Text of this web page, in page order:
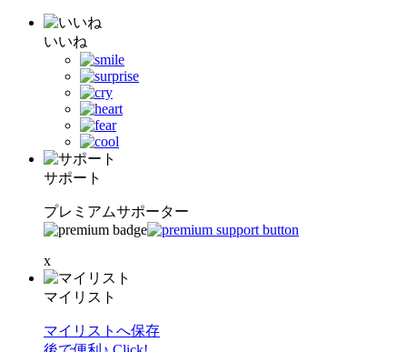
いいね
サポート
プレミアムサポーター
x
マイリスト
マイリストへ保存